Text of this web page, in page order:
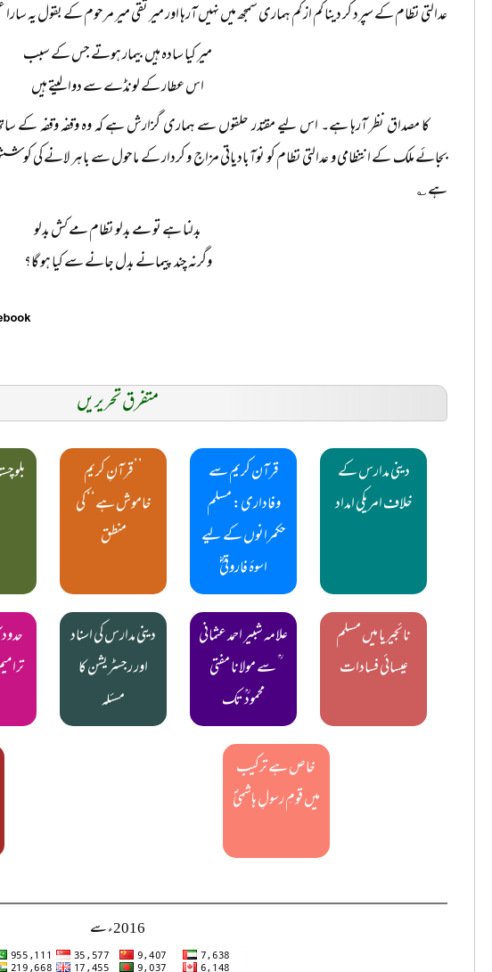
عدالتی نظام کے سپرد کر دینا کم از کم ہماری سمجھ میں نہیں آرہا اور میر تقی میر مرحوم کے بقول یہ
میر کیا سادہ ہیں بیمار ہوتے جس کے سبب
اس عطار کے لونڈے سے دوا لیتے ہیں
کا مصداق نظر آرہا ہے۔ اس لیے مقتدر حلقوں سے ہماری گزارش ہے کہ وہ وقفہ وقفہ کے
بجائے ملک کے انتظامی و عدالتی نظام کو نوآبادیاتی مزاج و کردار کے ماحول سے باہر لانے کی
ہے ؎
بدلنا ہے تو مے بدلو نظام مے کش بدلو
وگرنہ چند پیمانے بدل جانے سے کیا ہو گا؟
متفرق تحریریں
دینی مدارس کے
خلاف امریکی امداد
قرآن کریم سے
وفاداری: مسلم
حکمرانوں کے لیے
اسوۂ فاروقیؓ
’’قرآنِ کریم
خاموش ہے‘‘ کی
منطق
نائجیریا میں مسلم
عیسائی فسادات
علامہ شبیر احمد عثمانی
ؒ سے مولانا مفتی
محمودؒ تک
دینی مدارس کی اسناد
اور رجسٹریشن کا
مسئلہ
خاص ہے ترکیب
میں قومِ رسولِ ہاشمیؐ
2016ء سے